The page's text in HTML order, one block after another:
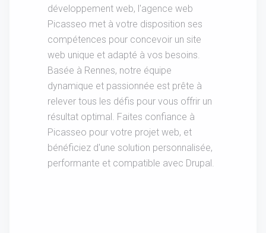
développement web, l'agence web
Picasseo met à votre disposition ses
compétences pour concevoir un site
web unique et adapté à vos besoins.
Basée à Rennes, notre équipe
dynamique et passionnée est prête à
relever tous les défis pour vous offrir un
résultat optimal. Faites confiance à
Picasseo pour votre projet web, et
bénéficiez d'une solution personnalisée,
performante et compatible avec Drupal.